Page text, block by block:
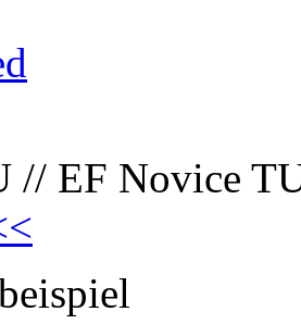
// EF Novice